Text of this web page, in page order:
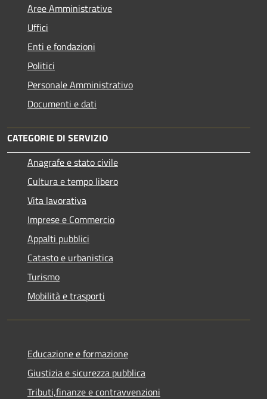
Aree Amministrative
Uffici
Enti e fondazioni
Politici
Personale Amministrativo
Documenti e dati
CATEGORIE DI SERVIZIO
Anagrafe e stato civile
Cultura e tempo libero
Vita lavorativa
Imprese e Commercio
Appalti pubblici
Catasto e urbanistica
Turismo
Mobilità e trasporti
Educazione e formazione
Giustizia e sicurezza pubblica
Tributi,finanze e contravvenzioni